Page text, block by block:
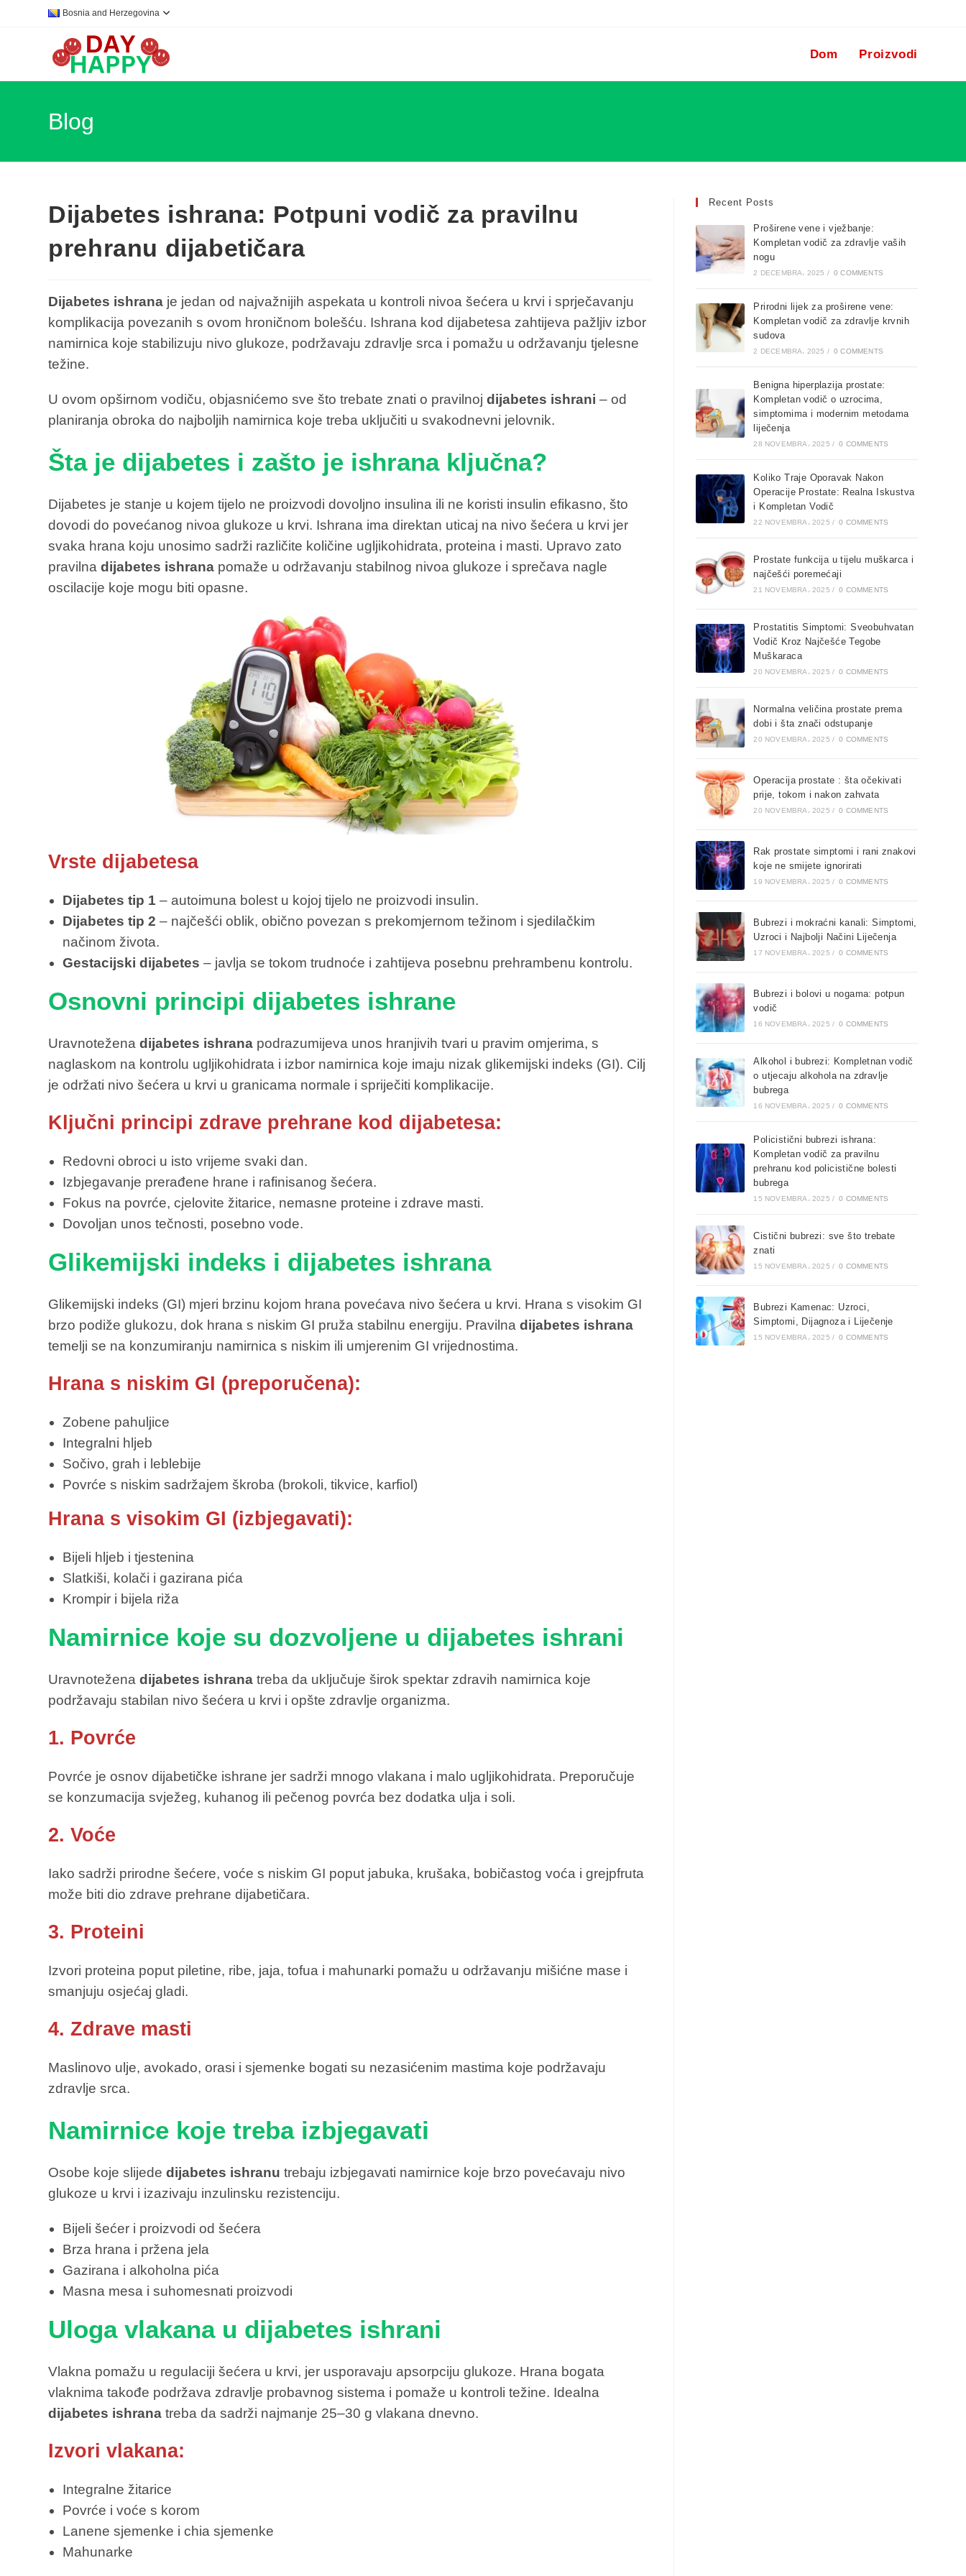
Bosnia and Herzegovina
Dom Proizvodi
Blog
Dijabetes ishrana: Potpuni vodič za pravilnu
prehranu dijabetičara
Dijabetes ishrana je jedan od najvažnijih aspekata u kontroli nivoa šećera u krvi i sprječavanju
komplikacija povezanih s ovom hroničnom bolešću. Ishrana kod dijabetesa zahtijeva pažljiv izbor
namirnica koje stabilizuju nivo glukoze, podržavaju zdravlje srca i pomažu u održavanju tjelesne
težine.
U ovom opširnom vodiču, objasnićemo sve što trebate znati o pravilnojdijabetes ishrani – od
planiranja obroka do najboljih namirnica koje treba uključiti u svakodnevni jelovnik.
Šta je dijabetes i zašto je ishrana ključna?
Dijabetes je stanje u kojem tijelo ne proizvodi dovoljno insulina ili ne koristi insulin efikasno, što
dovodi do povećanog nivoa glukoze u krvi. Ishrana ima direktan uticaj na nivo šećera u krvi jer
svaka hrana koju unosimo sadrži različite količine ugljikohidrata, proteina i masti. Upravo zato
pravilnadijabetes ishrana pomaže u održavanju stabilnog nivoa glukoze i sprečava nagle
oscilacije koje mogu biti opasne.
Vrste dijabetesa
Dijabetes tip 1 – autoimuna bolest u kojoj tijelo ne proizvodi insulin.
Dijabetes tip 2 – najčešći oblik, obično povezan s prekomjernom težinom i sjedilačkim
načinom života.
Gestacijski dijabetes – javlja se tokom trudnoće i zahtijeva posebnu prehrambenu kontrolu.
Osnovni principi dijabetes ishrane
Uravnoteženadijabetes ishrana podrazumijeva unos hranjivih tvari u pravim omjerima, s
naglaskom na kontrolu ugljikohidrata i izbor namirnica koje imaju nizak glikemijski indeks (GI). Cilj
je održati nivo šećera u krvi u granicama normale i spriječiti komplikacije.
Ključni principi zdrave prehrane kod dijabetesa:
Redovni obroci u isto vrijeme svaki dan.
Izbjegavanje prerađene hrane i rafinisanog šećera.
Fokus na povrće, cjelovite žitarice, nemasne proteine i zdrave masti.
Dovoljan unos tečnosti, posebno vode.
Glikemijski indeks i dijabetes ishrana
Glikemijski indeks (GI) mjeri brzinu kojom hrana povećava nivo šećera u krvi. Hrana s visokim GI
brzo podiže glukozu, dok hrana s niskim GI pruža stabilnu energiju. Pravilnadijabetes ishrana
temelji se na konzumiranju namirnica s niskim ili umjerenim GI vrijednostima.
Hrana s niskim GI (preporučena):
Zobene pahuljice
Integralni hljeb
Sočivo, grah i leblebije
Povrće s niskim sadržajem škroba (brokoli, tikvice, karfiol)
Hrana s visokim GI (izbjegavati):
Bijeli hljeb i tjestenina
Slatkiši, kolači i gazirana pića
Krompir i bijela riža
Namirnice koje su dozvoljene u dijabetes ishrani
Uravnoteženadijabetes ishrana treba da uključuje širok spektar zdravih namirnica koje
podržavaju stabilan nivo šećera u krvi i opšte zdravlje organizma.
1. Povrće
Povrće je osnov dijabetičke ishrane jer sadrži mnogo vlakana i malo ugljikohidrata. Preporučuje
se konzumacija svježeg, kuhanog ili pečenog povrća bez dodatka ulja i soli.
2. Voće
Iako sadrži prirodne šećere, voće s niskim GI poput jabuka, krušaka, bobičastog voća i grejpfruta
može biti dio zdrave prehrane dijabetičara.
3. Proteini
Izvori proteina poput piletine, ribe, jaja, tofua i mahunarki pomažu u održavanju mišićne mase i
smanjuju osjećaj gladi.
4. Zdrave masti
Maslinovo ulje, avokado, orasi i sjemenke bogati su nezasićenim mastima koje podržavaju
zdravlje srca.
Namirnice koje treba izbjegavati
Osobe koje slijededijabetes ishranu trebaju izbjegavati namirnice koje brzo povećavaju nivo
glukoze u krvi i izazivaju inzulinsku rezistenciju.
Bijeli šećer i proizvodi od šećera
Brza hrana i pržena jela
Gazirana i alkoholna pića
Masna mesa i suhomesnati proizvodi
Uloga vlakana u dijabetes ishrani
Vlakna pomažu u regulaciji šećera u krvi, jer usporavaju apsorpciju glukoze. Hrana bogata
vlaknima takođe podržava zdravlje probavnog sistema i pomaže u kontroli težine. Idealna
dijabetes ishrana treba da sadrži najmanje 25–30 g vlakana dnevno.
Izvori vlakana:
Integralne žitarice
Povrće i voće s korom
Lanene sjemenke i chia sjemenke
Mahunarke
Recent Posts
Proširene vene i vježbanje:
Kompletan vodič za zdravlje vaših
nogu
2 DECEMBRA، 2025 / 0 COMMENTS
Prirodni lijek za proširene vene:
Kompletan vodič za zdravlje krvnih
sudova
2 DECEMBRA، 2025 / 0 COMMENTS
Benigna hiperplazija prostate:
Kompletan vodič o uzrocima,
simptomima i modernim metodama
liječenja
28 NOVEMBRA، 2025 / 0 COMMENTS
Koliko Traje Oporavak Nakon
Operacije Prostate: Realna Iskustva
i Kompletan Vodič
22 NOVEMBRA، 2025 / 0 COMMENTS
Prostate funkcija u tijelu muškarca i
najčešći poremećaji
21 NOVEMBRA، 2025 / 0 COMMENTS
Prostatitis Simptomi: Sveobuhvatan
Vodič Kroz Najčešće Tegobe
Muškaraca
20 NOVEMBRA، 2025 / 0 COMMENTS
Normalna veličina prostate prema
dobi i šta znači odstupanje
20 NOVEMBRA، 2025 / 0 COMMENTS
Operacija prostate : šta očekivati
prije, tokom i nakon zahvata
20 NOVEMBRA، 2025 / 0 COMMENTS
Rak prostate simptomi i rani znakovi
koje ne smijete ignorirati
19 NOVEMBRA، 2025 / 0 COMMENTS
Bubrezi i mokraćni kanali: Simptomi,
Uzroci i Najbolji Načini Liječenja
17 NOVEMBRA، 2025 / 0 COMMENTS
Bubrezi i bolovi u nogama: potpun
vodič
16 NOVEMBRA، 2025 / 0 COMMENTS
Alkohol i bubrezi: Kompletnan vodič
o utjecaju alkohola na zdravlje
bubrega
16 NOVEMBRA، 2025 / 0 COMMENTS
Policistični bubrezi ishrana:
Kompletan vodič za pravilnu
prehranu kod policistične bolesti
bubrega
15 NOVEMBRA، 2025 / 0 COMMENTS
Cistični bubrezi: sve što trebate
znati
15 NOVEMBRA، 2025 / 0 COMMENTS
Bubrezi Kamenac: Uzroci,
Simptomi, Dijagnoza i Liječenje
15 NOVEMBRA، 2025 / 0 COMMENTS